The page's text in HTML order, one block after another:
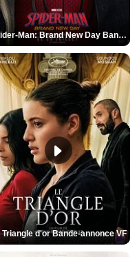
Spider-Man: Brand New Day Bande-annonce VO STFR
Triangle d'or Bande-annonce VF